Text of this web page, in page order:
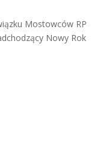
Mostowców RP
Nowy Rok